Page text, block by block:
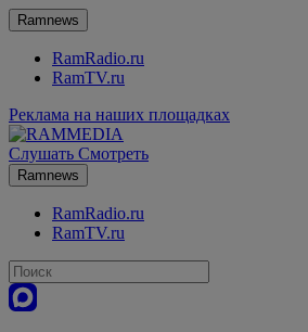
Ramnews
RamRadio.ru
RamTV.ru
Реклама на наших площадках
Слушать Смотреть
Ramnews
RamRadio.ru
RamTV.ru